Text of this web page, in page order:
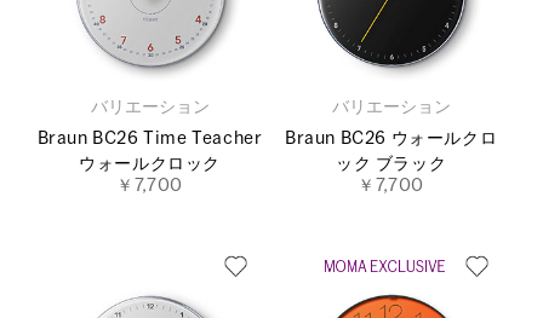
バリエーション
Braun BC26 Time Teacher
ウォールクロック
￥7,700
バリエーション
Braun BC26 ウォールクロ
ック ブラック
￥7,700